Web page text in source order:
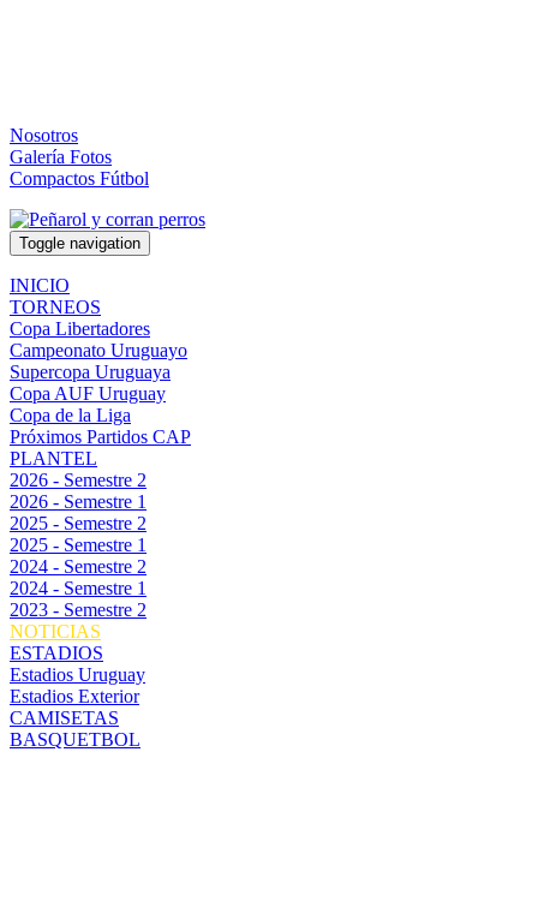
Nosotros
Galería Fotos
Compactos Fútbol
Toggle navigation
INICIO
TORNEOS
Copa Libertadores
Campeonato Uruguayo
Supercopa Uruguaya
Copa AUF Uruguay
Copa de la Liga
Próximos Partidos CAP
PLANTEL
2026 - Semestre 2
2026 - Semestre 1
2025 - Semestre 2
2025 - Semestre 1
2024 - Semestre 2
2024 - Semestre 1
2023 - Semestre 2
NOTICIAS
ESTADIOS
Estadios Uruguay
Estadios Exterior
CAMISETAS
BASQUETBOL